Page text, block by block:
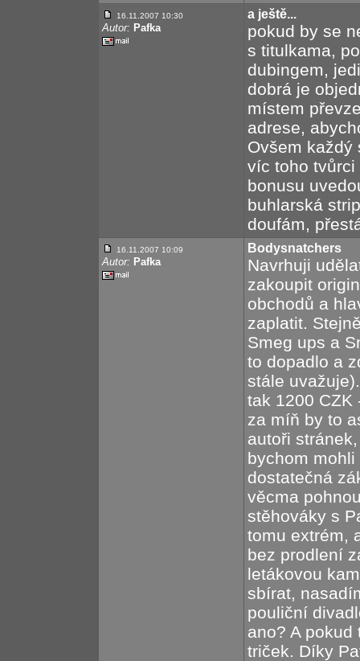
16.11.2007 10:30
Autor: Pafka
a ještě...
pokud by se
s titulkama,
dubingem,
dobrá je
místem
adrese,
Ovšem každý
víc toho
bonusu
buhlarská
doufám,
16.11.2007 10:09
Autor: Pafka
Bodysnatchers
Navrhuji
zakoupit
obchodů a
zaplatit.
Smeg ups a
to dopadlo a
stále
tak 1200 CZK
za míň by to
autoři
bychom
dostatečná
věcma
stěhováky s
tomu extrém,
bez prodlení
letákovou
sbírat,
pouliční
ano? A
triček. Díky